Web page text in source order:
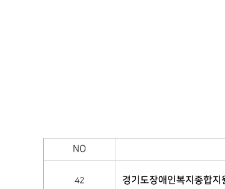
NO
42 경기도장애인복지종합